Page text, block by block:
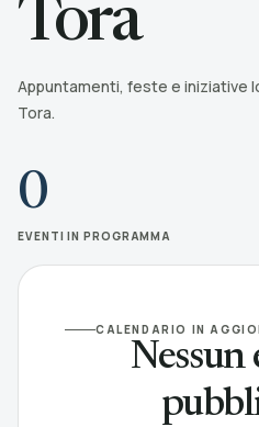
Tora
Appuntamenti, feste e iniziative
Tora.
0
EVENTI IN PROGRAMMA
CALENDARIO IN
Nessun